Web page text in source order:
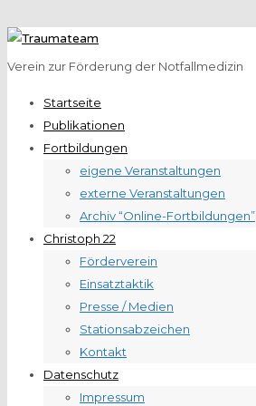
Verein zur Förderung der Notfallmedizin
Startseite
Publikationen
Fortbildungen
eigene Veranstaltungen
externe Veranstaltungen
Archiv “Online-Fortbildungen”
Christoph 22
Förderverein
Einsatztaktik
Presse / Medien
Stationsabzeichen
Kontakt
Datenschutz
Impressum